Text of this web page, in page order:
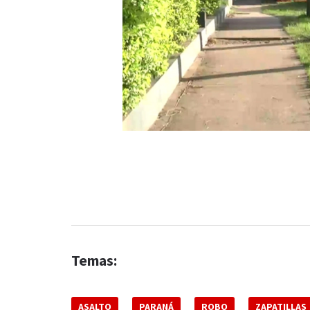
Temas:
ASALTO PARANÁ ROBO ZAPATILLAS